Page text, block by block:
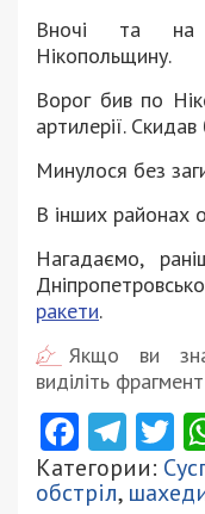
Вночі та на
Нікопольщину.
Ворог бив по
артилерії.
Минулося без
В інших районах
Нагадаємо,
ракети.
Якщо ви
виділіть
Категории:
обстріл,